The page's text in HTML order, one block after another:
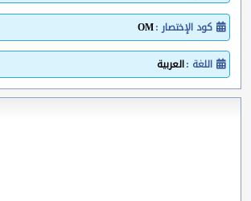
كود الإختصار :OM
اللغة :العربية